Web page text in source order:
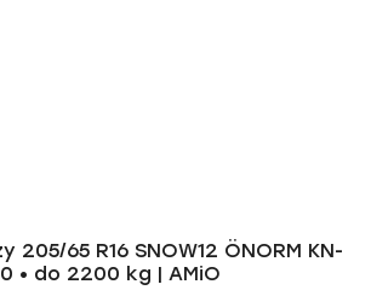
205/65 R16 SNOW12 ÖNORM KN-
• do 2200 kg | AMiO